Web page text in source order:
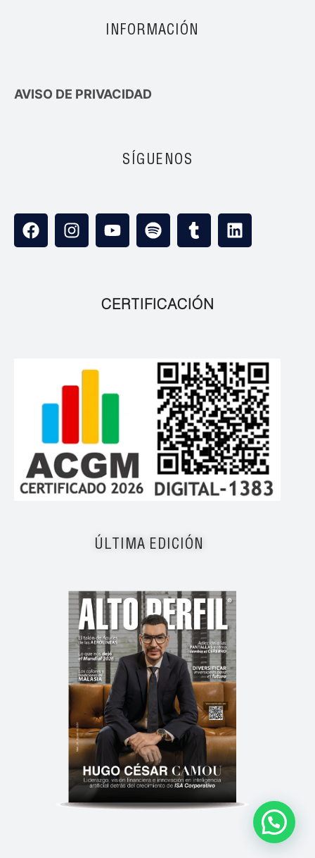
INFORMACIÓN
AVISO DE PRIVACIDAD
SÍGUENOS
CERTIFICACIÓN
ÚLTIMA EDICIÓN